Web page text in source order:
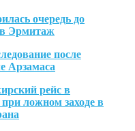
очередь до
Эрмитаж
после
Арзамаса
рейс в
ложном заходе в